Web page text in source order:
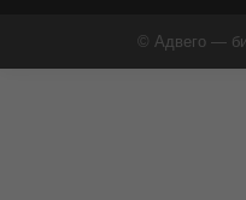
© Адвего —